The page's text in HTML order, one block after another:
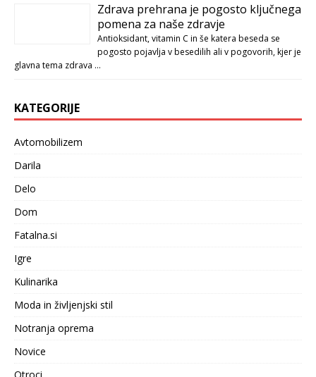
Zdrava prehrana je pogosto ključnega
pomena za naše zdravje
Antioksidant, vitamin C in še katera beseda se
pogosto pojavlja v besedilih ali v pogovorih, kjer je
glavna tema zdrava …
KATEGORIJE
Avtomobilizem
Darila
Delo
Dom
Fatalna.si
Igre
Kulinarika
Moda in življenjski stil
Notranja oprema
Novice